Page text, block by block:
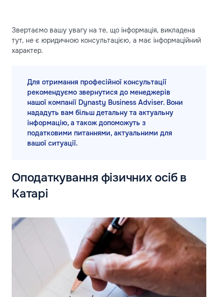
Звертаємо вашу увагу на те, що інформація, викладена
тут, не є юридичною консультацією, а має інформаційний
характер.
Для отримання професійної консультації
рекомендуємо звернутися до менеджерів
нашої компанії Dynasty Business Adviser. Вони
нададуть вам більш детальну та актуальну
інформацію, а також допоможуть з
податковими питаннями, актуальними для
вашої ситуації.
Оподаткування фізичних осіб в
Катарі